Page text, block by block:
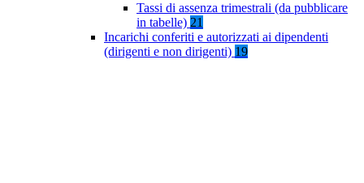
Tassi di assenza trimestrali (da pubblicare
in tabelle) 21
Incarichi conferiti e autorizzati ai dipendenti
(dirigenti e non dirigenti) 19